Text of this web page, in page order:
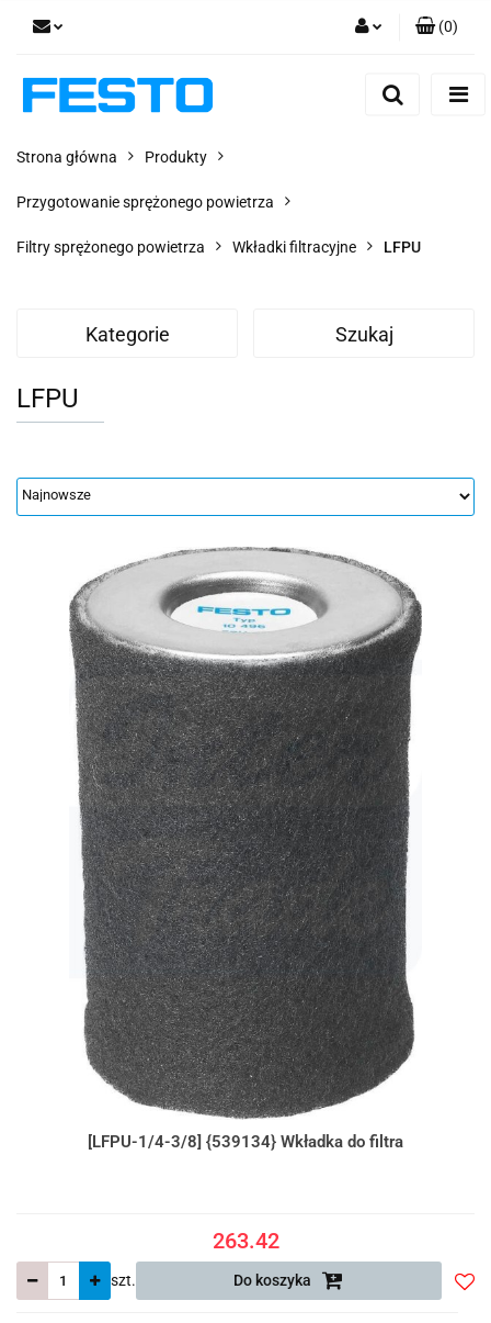
(0)
Strona główna Produkty
Przygotowanie sprężonego powietrza
Filtry sprężonego powietrza Wkładki filtracyjne LFPU
Kategorie Szukaj
LFPU
[LFPU-1/4-3/8] {539134} Wkładka do filtra
263.42
szt. Do koszyka